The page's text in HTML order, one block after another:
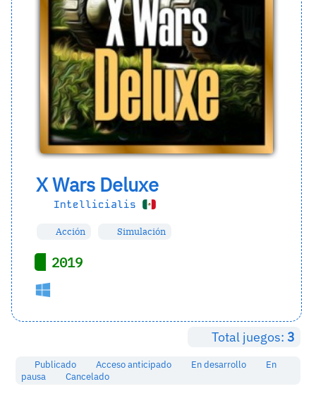
X Wars Deluxe
Intellicialis
Acción Simulación
2019
Total juegos: 3
Publicado Acceso anticipado En desarrollo
En
pausa
Cancelado